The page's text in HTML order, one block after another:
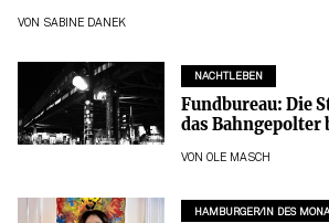
VON SABINE DANEK
NACHTLEBEN
Fundbureau: Die
das Bahngepolter
VON OLE MASCH
HAMBURGER/IN DES